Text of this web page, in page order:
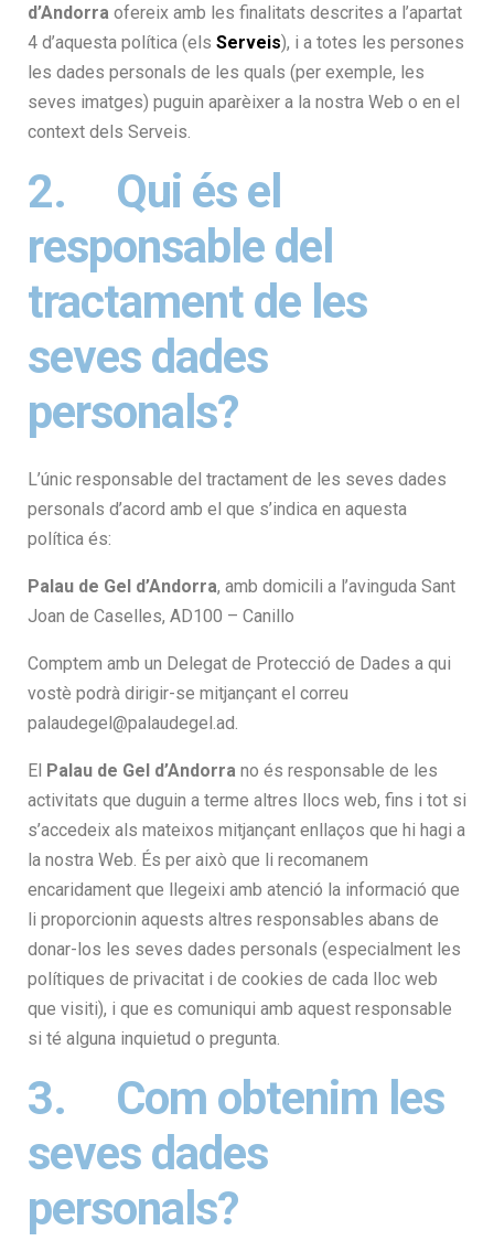
d’Andorra ofereix amb les finalitats descrites a l’apartat
4 d’aquesta política (els Serveis), i a totes les persones
les dades personals de les quals (per exemple, les
seves imatges) puguin aparèixer a la nostra Web o en el
context dels Serveis.
2. Qui és el
responsable del
tractament de les
seves dades
personals?
L’únic responsable del tractament de les seves dades
personals d’acord amb el que s’indica en aquesta
política és:
Palau de Gel d’Andorra, amb domicili a l’avinguda Sant
Joan de Caselles, AD100 – Canillo
Comptem amb un Delegat de Protecció de Dades a qui
vostè podrà dirigir-se mitjançant el correu
palaudegel@palaudegel.ad.
El Palau de Gel d’Andorra no és responsable de les
activitats que duguin a terme altres llocs web, fins i tot si
s’accedeix als mateixos mitjançant enllaços que hi hagi a
la nostra Web. És per això que li recomanem
encaridament que llegeixi amb atenció la informació que
li proporcionin aquests altres responsables abans de
donar-los les seves dades personals (especialment les
polítiques de privacitat i de cookies de cada lloc web
que visiti), i que es comuniqui amb aquest responsable
si té alguna inquietud o pregunta.
3. Com obtenim les
seves dades
personals?